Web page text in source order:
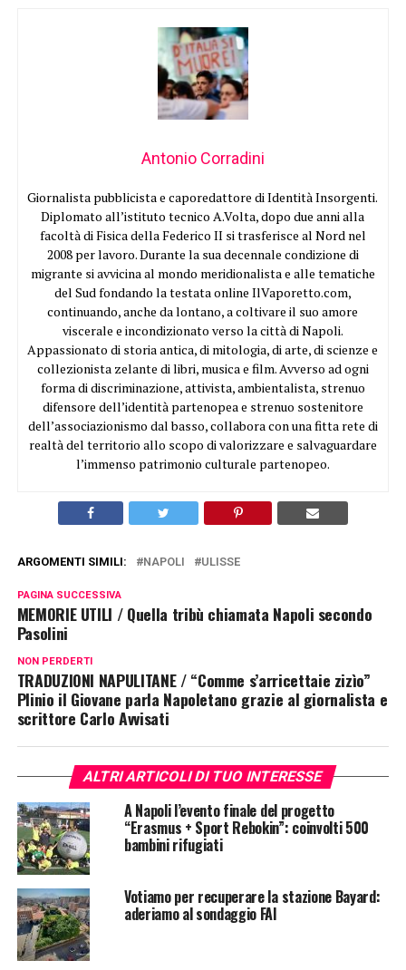
Antonio Corradini
Giornalista pubblicista e caporedattore di Identità Insorgenti.
Diplomato all’istituto tecnico A.Volta, dopo due anni alla
facoltà di Fisica della Federico II si trasferisce al Nord nel
2008 per lavoro. Durante la sua decennale condizione di
migrante si avvicina al mondo meridionalista e alle tematiche
del Sud fondando la testata online IlVaporetto.com,
continuando, anche da lontano, a coltivare il suo amore
viscerale e incondizionato verso la città di Napoli.
Appassionato di storia antica, di mitologia, di arte, di scienze e
collezionista zelante di libri, musica e film. Avverso ad ogni
forma di discriminazione, attivista, ambientalista, strenuo
difensore dell’identità partenopea e strenuo sostenitore
dell’associazionismo dal basso, collabora con una fitta rete di
realtà del territorio allo scopo di valorizzare e salvaguardare
l’immenso patrimonio culturale partenopeo.
ARGOMENTI SIMILI: NAPOLI ULISSE
PAGINA SUCCESSIVA
MEMORIE UTILI / Quella tribù chiamata Napoli secondo
Pasolini
NON PERDERTI
TRADUZIONI NAPULITANE / “Comme s’arricettaie zizìo”
Plinio il Giovane parla Napoletano grazie al giornalista e
scrittore Carlo Avvisati
ALTRI ARTICOLI DI TUO INTERESSE
A Napoli l’evento finale del progetto
“Erasmus + Sport Rebokin”: coinvolti 500
bambini rifugiati
Votiamo per recuperare la stazione Bayard:
aderiamo al sondaggio FAI